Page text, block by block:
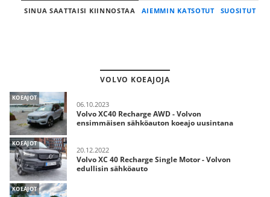
SINUA SAATTAISI KIINNOSTAA AIEMMIN KATSOTUT SUOSITUT
VOLVO KOEAJOJA
KOEAJOT
06.10.2023
Volvo XC40 Recharge AWD - Volvon
ensimmäisen sähköauton koeajo uusintana
KOEAJOT
20.12.2022
Volvo XC 40 Recharge Single Motor - Volvon
edullisin sähköauto
KOEAJOT